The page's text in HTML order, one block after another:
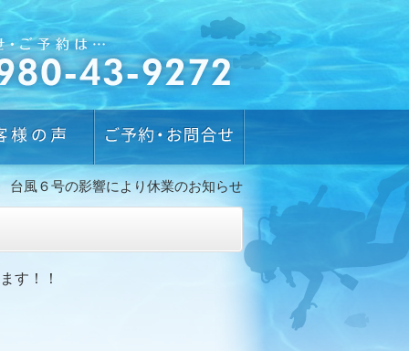
台風６号の影響により休業のお知らせ
す！！